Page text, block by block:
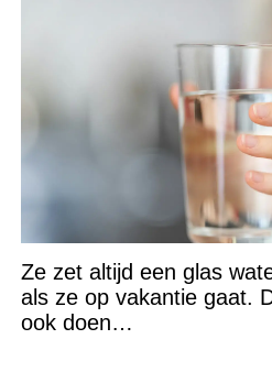
Ze zet altijd een glas
als ze op vakantie gaat.
ook doen…